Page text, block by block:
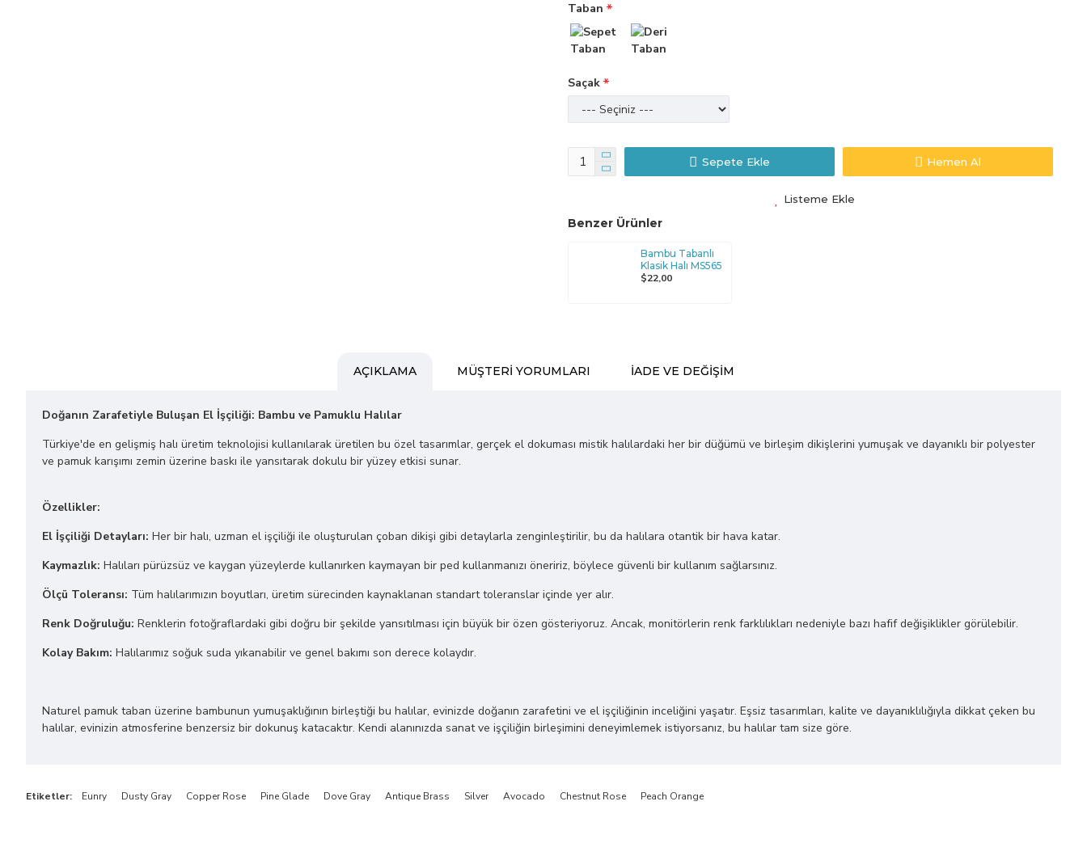
Taban
Saçak
Sepete Ekle Hemen Al
Listeme Ekle
Benzer Ürünler
Bambu Tabanlı
Klasik Halı MS565
$22,00
AÇIKLAMA MÜŞTERI YORUMLARI İADE VE DEĞIŞIM
Doğanın Zarafetiyle Buluşan El İşçiliği: Bambu ve Pamuklu Halılar
Türkiye'de en gelişmiş halı üretim teknolojisi kullanılarak üretilen bu özel tasarımlar, gerçek el dokuması mistik halılardaki her bir düğümü ve birleşim dikişlerini yumuşak ve dayanıklı bir polyester
ve pamuk karışımı zemin üzerine baskı ile yansıtarak dokulu bir yüzey etkisi sunar.
Özellikler:
El İşçiliği Detayları: Her bir halı, uzman el işçiliği ile oluşturulan çoban dikişi gibi detaylarla zenginleştirilir, bu da halılara otantik bir hava katar.
Kaymazlık: Halıları pürüzsüz ve kaygan yüzeylerde kullanırken kaymayan bir ped kullanmanızı öneririz, böylece güvenli bir kullanım sağlarsınız.
Ölçü Toleransı: Tüm halılarımızın boyutları, üretim sürecinden kaynaklanan standart toleranslar içinde yer alır.
Renk Doğruluğu: Renklerin fotoğraflardaki gibi doğru bir şekilde yansıtılması için büyük bir özen gösteriyoruz. Ancak, monitörlerin renk farklılıkları nedeniyle bazı hafif değişiklikler görülebilir.
Kolay Bakım: Halılarımız soğuk suda yıkanabilir ve genel bakımı son derece kolaydır.
Naturel pamuk taban üzerine bambunun yumuşaklığının birleştiği bu halılar, evinizde doğanın zarafetini ve el işçiliğinin inceliğini yaşatır. Eşsiz tasarımları, kalite ve dayanıklılığıyla dikkat çeken bu
halılar, evinizin atmosferine benzersiz bir dokunuş katacaktır. Kendi alanınızda sanat ve işçiliğin birleşimini deneyimlemek istiyorsanız, bu halılar tam size göre.
Etiketler: Eunry Dusty Gray Copper Rose Pine Glade Dove Gray Antique Brass Silver Avocado Chestnut Rose Peach Orange